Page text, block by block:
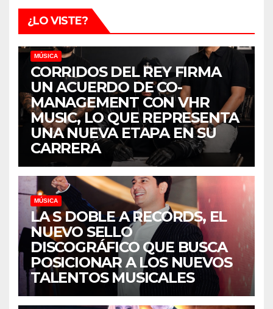
¿LO VISTE?
MÚSICA
CORRIDOS DEL REY FIRMA
UN ACUERDO DE CO-
MANAGEMENT CON VHR
MUSIC, LO QUE REPRESENTA
UNA NUEVA ETAPA EN SU
CARRERA
MÚSICA
LA S DOBLE A RECORDS, EL
NUEVO SELLO
DISCOGRÁFICO QUE BUSCA
POSICIONAR A LOS NUEVOS
TALENTOS MUSICALES